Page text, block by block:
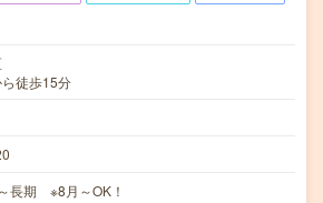
徒歩15分
長期 ※8月～OK！